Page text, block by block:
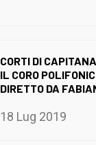
CORTI DI
IL CORO
DIRETTO DA
18 Lug 2019